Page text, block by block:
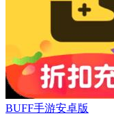
BUFF手游安卓版